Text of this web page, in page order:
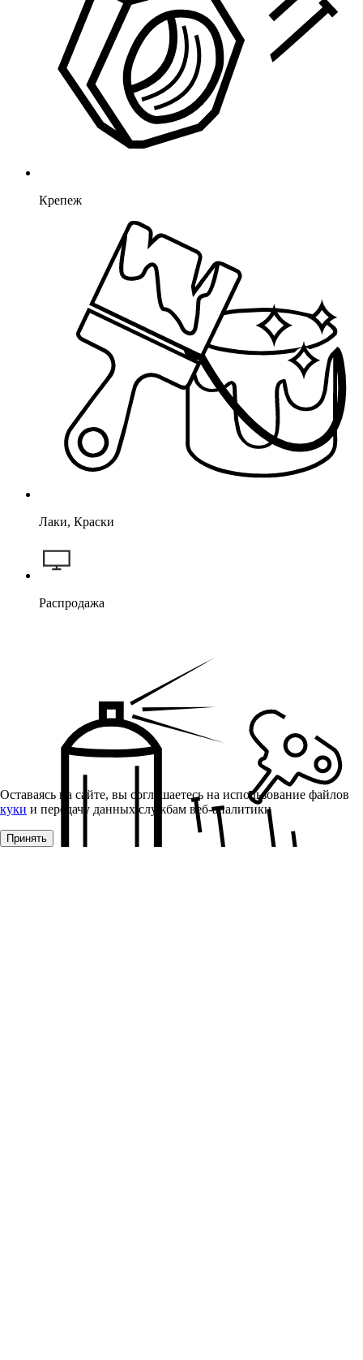
Крепеж
Лаки, Краски
Распродажа
Оставаясь на сайте, вы соглашаетесь на использование файлов
куки и передачу данных службам веб-аналитики
Принять